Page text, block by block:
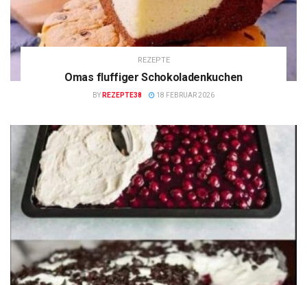
REZEPTE
Omas fluffiger Schokoladenkuchen
BY REZEPTE38 18 FEBRUAR 2026